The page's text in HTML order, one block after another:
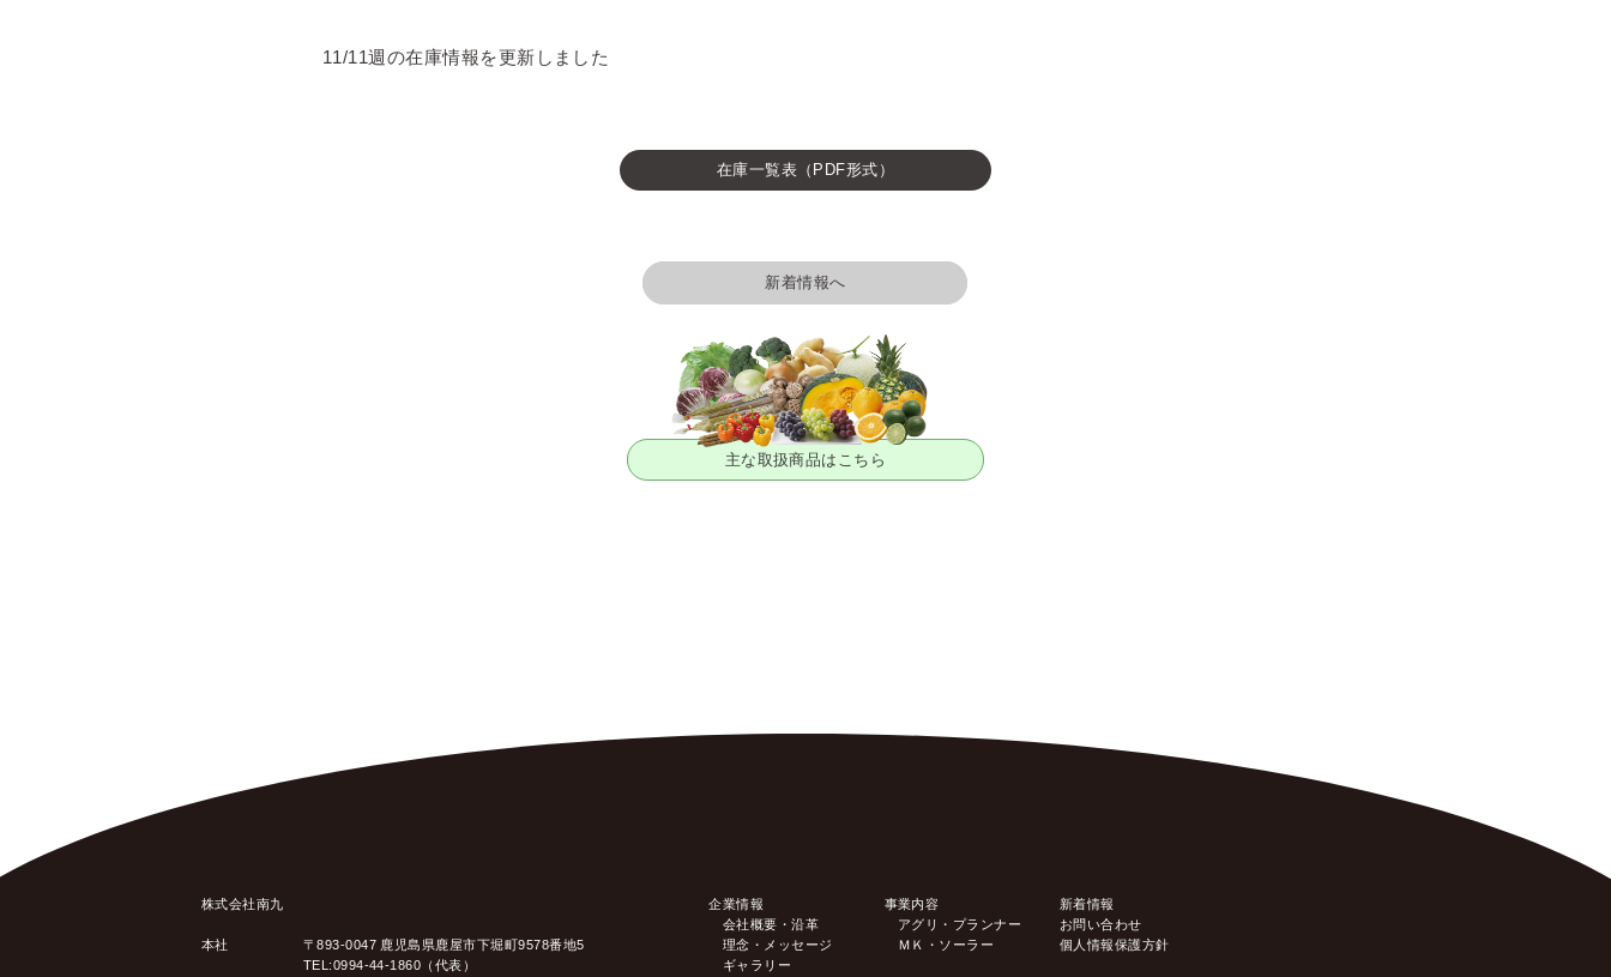
11/11週の在庫情報を更新しました
在庫一覧表（PDF形式）
新着情報へ
主な取扱商品はこちら
株式会社南九
本社
〒893-0047 鹿児島県鹿屋市下堀町9578番地5
TEL:0994-44-1860（代表）
企業情報
会社概要・沿革
理念・メッセージ
ギャラリー
事業内容
アグリ・プランナー
ＭＫ・ソーラー
新着情報
お問い合わせ
個人情報保護方針